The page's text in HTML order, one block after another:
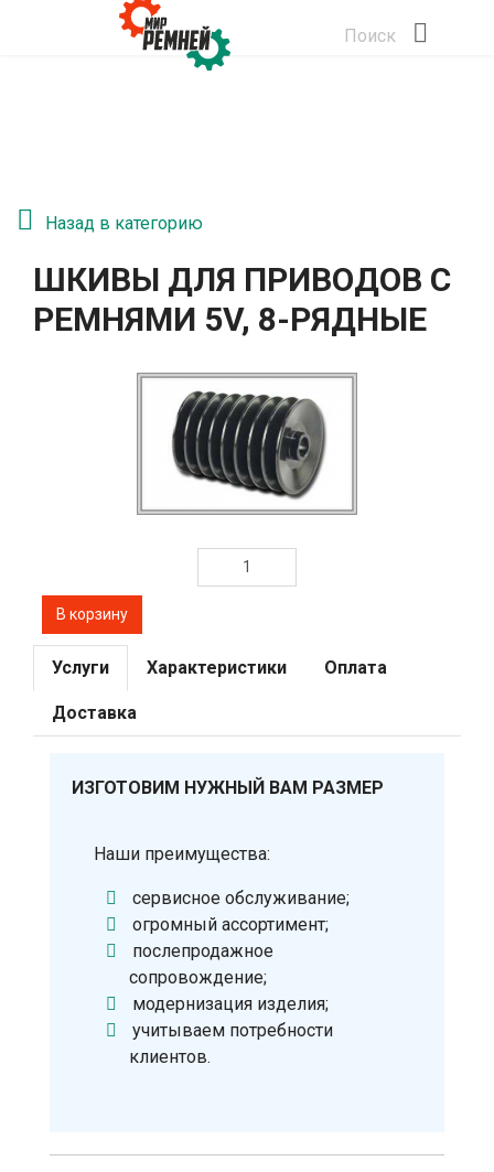
Поиск
Назад в категорию
ШКИВЫ ДЛЯ ПРИВОДОВ С
РЕМНЯМИ 5V, 8-РЯДНЫЕ
Услуги Характеристики Оплата
Доставка
ИЗГОТОВИМ НУЖНЫЙ ВАМ РАЗМЕР
Наши преимущества:
сервисное обслуживание;
огромный ассортимент;
послепродажное
сопровождение;
модернизация изделия;
учитываем потребности
клиентов.